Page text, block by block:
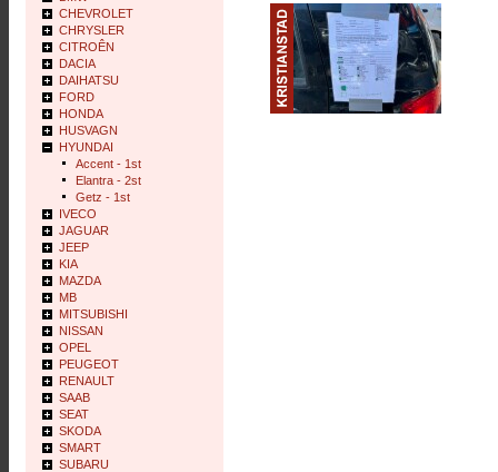
CHEVROLET
CHRYSLER
CITROÊN
DACIA
DAIHATSU
FORD
HONDA
HUSVAGN
HYUNDAI
Accent - 1st
Elantra - 2st
Getz - 1st
IVECO
JAGUAR
JEEP
KIA
MAZDA
MB
MITSUBISHI
NISSAN
OPEL
PEUGEOT
RENAULT
SAAB
SEAT
SKODA
SMART
SUBARU